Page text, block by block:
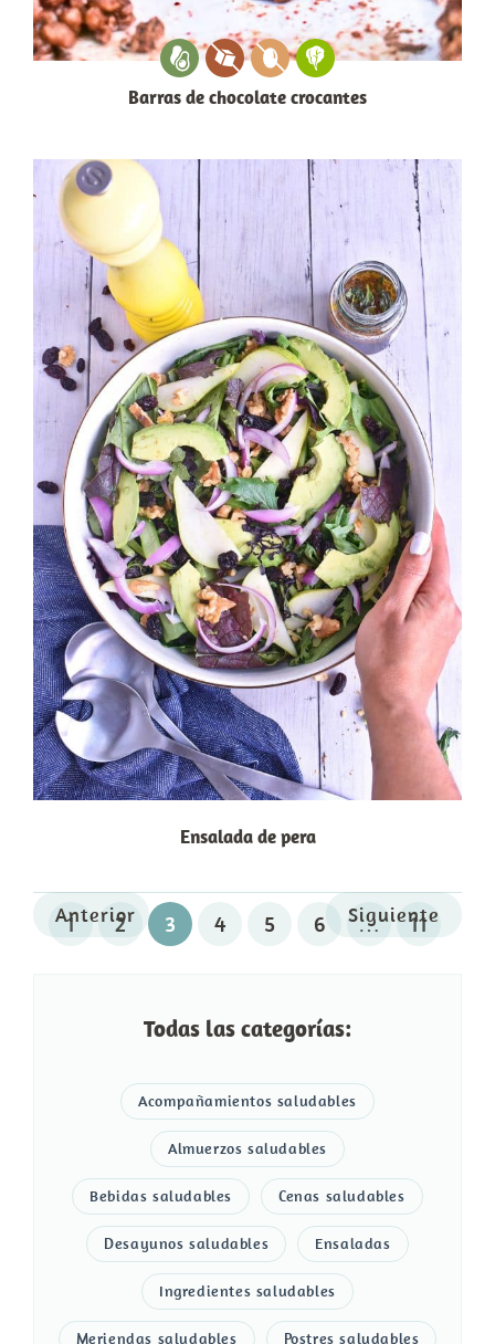
Barras de chocolate crocantes
Ensalada de pera
Anterior
1 2 3 4 5 6 … 11
Siguiente
Todas las categorías:
Acompañamientos saludables
Almuerzos saludables
Bebidas saludables Cenas saludables
Desayunos saludables Ensaladas
Ingredientes saludables
Meriendas saludables Postres saludables